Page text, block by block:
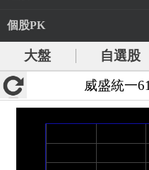
個股PK
大盤 自選股
威盛統一